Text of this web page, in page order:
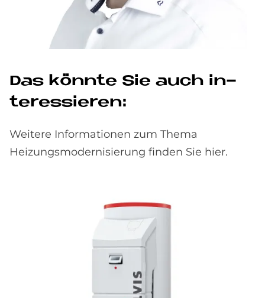
Das könn­te Sie auch in­
ter­es­sie­ren:
Weitere Informationen zum Thema
Heizungsmodernisierung finden Sie hier.